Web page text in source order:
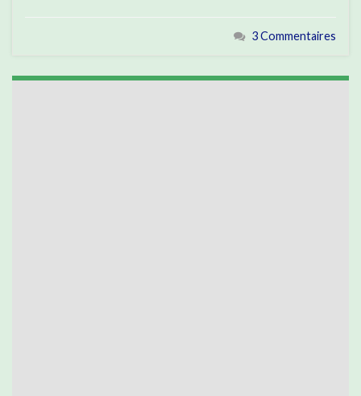
3 Commentaires